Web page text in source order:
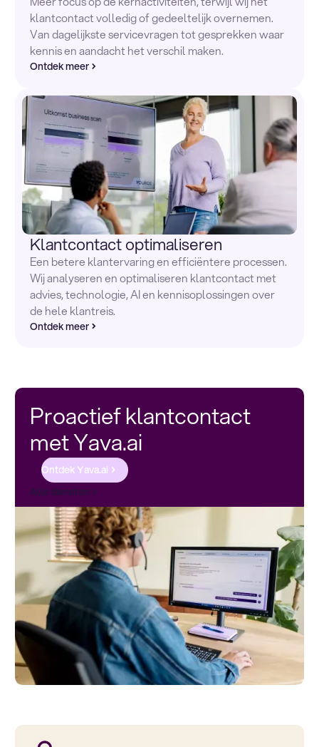
klantcontact volledig of gedeeltelijk overnemen.
Van dagelijkste servicevragen tot gesprekken waar
kennis en aandacht het verschil maken.
Ontdek meer
Klantcontact optimaliseren
Een betere klantervaring en efficiëntere processen.
Wij analyseren en optimaliseren klantcontact met
advies, technologie, AI en kennisoplossingen over
de hele klantreis.
Ontdek meer
Proactief klantcontact
met Yava.ai
Ontdek Yava.ai
Alle diensten